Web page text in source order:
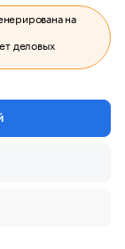
на
деловых